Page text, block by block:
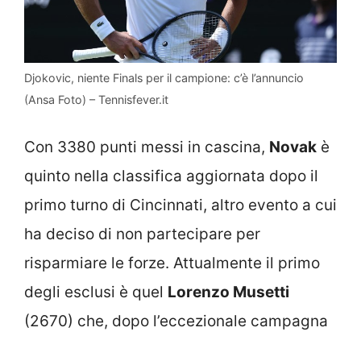
Djokovic, niente Finals per il campione: c’è l’annuncio
(Ansa Foto) – Tennisfever.it
Con 3380 punti messi in cascina, Novak è
quinto nella classifica aggiornata dopo il
primo turno di Cincinnati, altro evento a cui
ha deciso di non partecipare per
risparmiare le forze. Attualmente il primo
degli esclusi è quel Lorenzo Musetti
(2670) che, dopo l’eccezionale campagna